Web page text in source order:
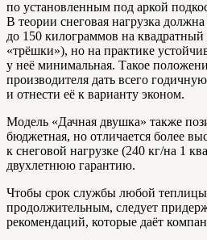
по установленным под аркой
В теории снеговая нагрузка
до 150 килограммов на
«трёшки»), но на практике
у неё минимальная. Такое
производителя дать всего
и отнести её к варианту эконом.
Модель «Дачная двушка» также
бюджетная, но отличается более
к снеговой нагрузке (240 кг/на 1
двухлетнюю гарантию.
Чтобы срок службы любой теплицы
продолжительным, следует
рекомендаций, которые даёт